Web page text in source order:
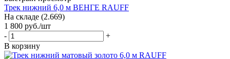
Трек нижний 6,0 м ВЕНГЕ RAUFF
На складе (2.669)
1 800 руб./шт
-
+
В корзину